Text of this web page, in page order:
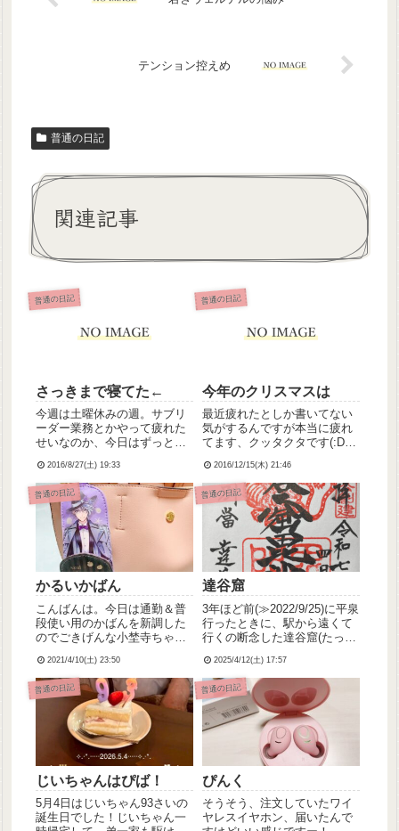
テンション控えめ
普通の日記
関連記事
普通の日記
さっきまで寝てた←
今週は土曜休みの週。サブリ
ーダー業務とかやって疲れた
せいなのか、今日はずっと寝
曜の休みなのに何してんの…
(・_・`)それはさておき台風さ
ん、もう勘弁してよーー！泣
2016/8/27(土) 19:33
普通の日記
今年のクリスマスは
最近疲れたとしか書いてない
気がするんですが本当に疲れ
てます、クッタクタです(:D)|
り1時間半遅い帰りで。帰る頃
には雪は止んでいたけど、吹
き付けてくる風が強いわ冷た
いわ、路面凍結してて足元お
ぼつかないわでガタガタ...
2016/12/15(木) 21:46
普通の日記
かるいかばん
こんばんは。今日は通勤＆普
段使い用のかばんを新調した
のでごきげんな小埜寺ちゃん
ケースを装備☆笑小さめに見
えるのにけっこういっぱい入
るので、荷物持ちなわたしに
すごくよきです♪(こうしてま
た私物がぴんくになっていく
ので...
2021/4/10(土) 23:50
普通の日記
達谷窟
3年ほど前(≫2022/9/25)に平泉
行ったときに、駅から遠くて
行くの断念した達谷窟(たっこ
てきました。事の発端は昨
日、仙台から叔母夫妻が遊び
に来て、明日どっか行かな
い？って話になり、わたしが
提案したのでした。...
2025/4/12(土) 17:57
普通の日記
じいちゃんはぴば！
5月4日はじいちゃん93さいの
誕生日でした！じいちゃん一
普通の日記
ぴんく
そうそう、注文していたワイ
ヤレスイヤホン、届いたんで